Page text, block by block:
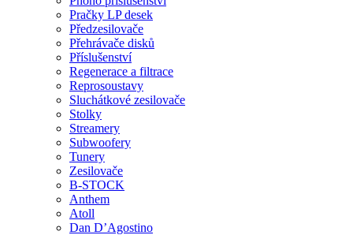
Pračky LP desek
Předzesilovače
Přehrávače disků
Příslušenství
Regenerace a filtrace
Reprosoustavy
Sluchátkové zesilovače
Stolky
Streamery
Subwoofery
Tunery
Zesilovače
B-STOCK
Anthem
Atoll
Dan D’Agostino